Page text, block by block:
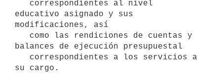
educativo asignado y sus
modificaciones, así
balances de ejecución presupuestal
su cargo.